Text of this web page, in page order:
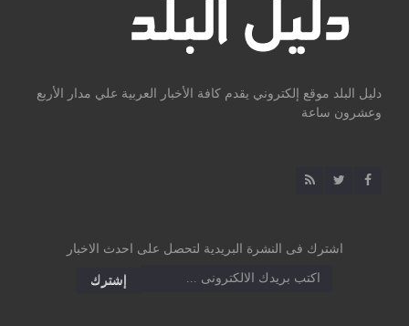
دليل البلد موقع إلكتروني يقدم كافة الأخبار العربية علي مدار الأربع
وعشرون ساعة
اشترك فى النشرة البريدية لتحصل على احدث الاخبار